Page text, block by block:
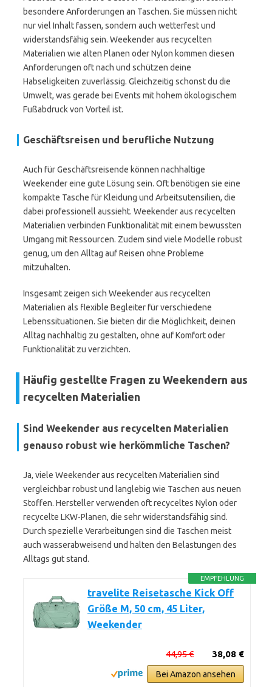
besondere Anforderungen an Taschen. Sie müssen nicht
nur viel Inhalt fassen, sondern auch wetterfest und
widerstandsfähig sein. Weekender aus recycelten
Materialien wie alten Planen oder Nylon kommen diesen
Anforderungen oft nach und schützen deine
Habseligkeiten zuverlässig. Gleichzeitig schonst du die
Umwelt, was gerade bei Events mit hohem ökologischem
Fußabdruck von Vorteil ist.
Geschäftsreisen und berufliche Nutzung
Auch für Geschäftsreisende können nachhaltige
Weekender eine gute Lösung sein. Oft benötigen sie eine
kompakte Tasche für Kleidung und Arbeitsutensilien, die
dabei professionell aussieht. Weekender aus recycelten
Materialien verbinden Funktionalität mit einem bewussten
Umgang mit Ressourcen. Zudem sind viele Modelle robust
genug, um den Alltag auf Reisen ohne Probleme
mitzuhalten.
Insgesamt zeigen sich Weekender aus recycelten
Materialien als flexible Begleiter für verschiedene
Lebenssituationen. Sie bieten dir die Möglichkeit, deinen
Alltag nachhaltig zu gestalten, ohne auf Komfort oder
Funktionalität zu verzichten.
Häufig gestellte Fragen zu Weekendern aus
recycelten Materialien
Sind Weekender aus recycelten Materialien
genauso robust wie herkömmliche Taschen?
Ja, viele Weekender aus recycelten Materialien sind
vergleichbar robust und langlebig wie Taschen aus neuen
Stoffen. Hersteller verwenden oft recyceltes Nylon oder
recycelte LKW-Planen, die sehr widerstandsfähig sind.
Durch spezielle Verarbeitungen sind die Taschen meist
auch wasserabweisend und halten den Belastungen des
Alltags gut stand.
EMPFEHLUNG
travelite Reisetasche Kick Off
Größe M, 50 cm, 45 Liter,
Weekender
38,08 €
44,95 €
Bei Amazon ansehen